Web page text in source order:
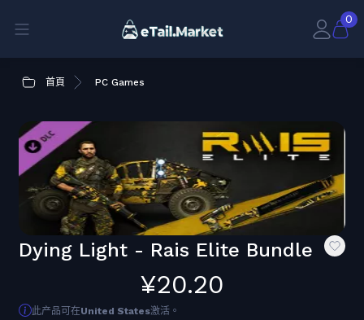
0
首頁 PC Games
Dying Light - Rais Elite Bundle
¥20.20
此产品可在United States激活。